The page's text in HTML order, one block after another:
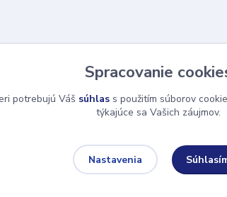
Spracovanie
potrebujú Váš súhlas s použitím súborov
týkajúce sa Vašich záujmov.
Nastavenia